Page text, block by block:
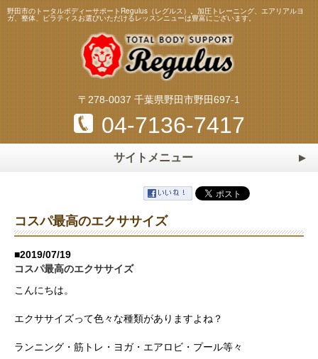
野田市のトータルボディーサポートRegulus（レグルス）。加圧トレーニング、エアリアルヨ
ガ、整体、ピラティスお選びいただけるレッスンニューは豊富にございます。
〒278-0037 千葉県野田市野田697-1
04-7136-7417
サイトメニュー
トレーニング・レッスンメニュー
エアリアルヨガ
パーソナルトレーニング
整体・リフレクソロジー マタニティ＆ベビーヨガ
料金表
コスパ最高のエクササイズ
■2019/07/19
コスパ最高のエクササイズ
こんにちは。
エクササイズって色々な種類がありますよね？
ランニング・筋トレ・ヨガ・エアロビ・プール等々